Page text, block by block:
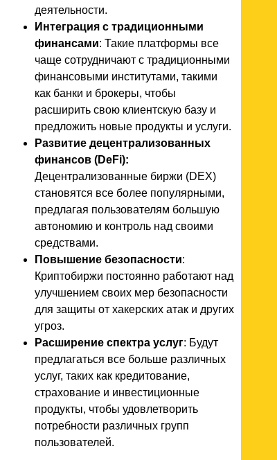
деятельности.
Интеграция с традиционными
финансами: Такие платформы все
чаще сотрудничают с традиционными
финансовыми институтами, такими
как банки и брокеры, чтобы
расширить свою клиентскую базу и
предложить новые продукты и услуги.
Развитие децентрализованных
финансов (DeFi):
Децентрализованные биржи (DEX)
становятся все более популярными,
предлагая пользователям большую
автономию и контроль над своими
средствами.
Повышение безопасности:
Криптобиржи постоянно работают над
улучшением своих мер безопасности
для защиты от хакерских атак и других
угроз.
Расширение спектра услуг: Будут
предлагаться все больше различных
услуг, таких как кредитование,
страхование и инвестиционные
продукты, чтобы удовлетворить
потребности различных групп
пользователей.